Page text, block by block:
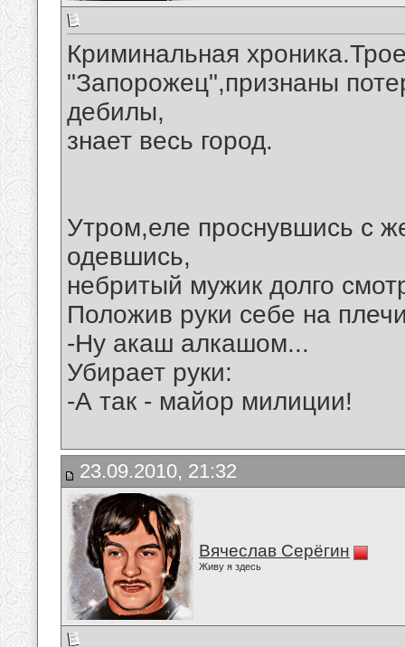
Криминальная
"Запорожец",признаны
дебилы,
знает весь город.
Утром,еле проснувшись с
одевшись,
небритый мужик долго
Положив руки себе на
-Ну акаш алкашом...
Убирает руки:
-А так - майор милиции!
23.09.2010, 21:32
Вячеслав Серёгин
Живу я здесь